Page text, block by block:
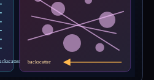
backscatter